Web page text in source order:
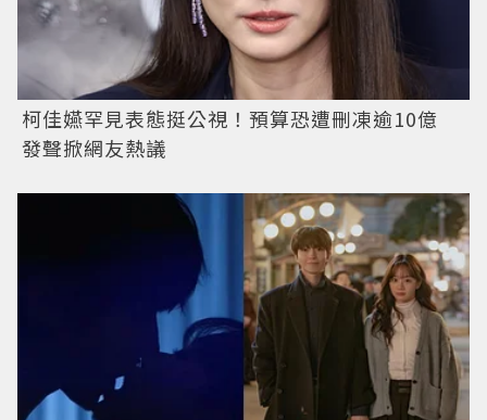
柯佳嬿罕見表態挺公視！預算恐遭刪凍逾10億
發聲掀網友熱議